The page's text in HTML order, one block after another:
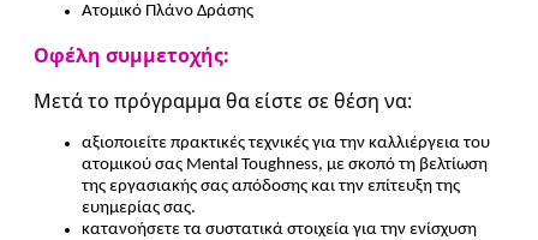
Ατομικό Πλάνο Δράσης
Οφέλη συμμετοχής:
Μετά το πρόγραμμα θα είστε σε θέση να:
αξιοποιείτε πρακτικές τεχνικές για την καλλιέργεια του
ατομικού σας Mental Toughness, με σκοπό τη βελτίωση
της εργασιακής σας απόδοσης και την επίτευξη της
ευημερίας σας.
κατανοήσετε τα συστατικά στοιχεία για την ενίσχυση